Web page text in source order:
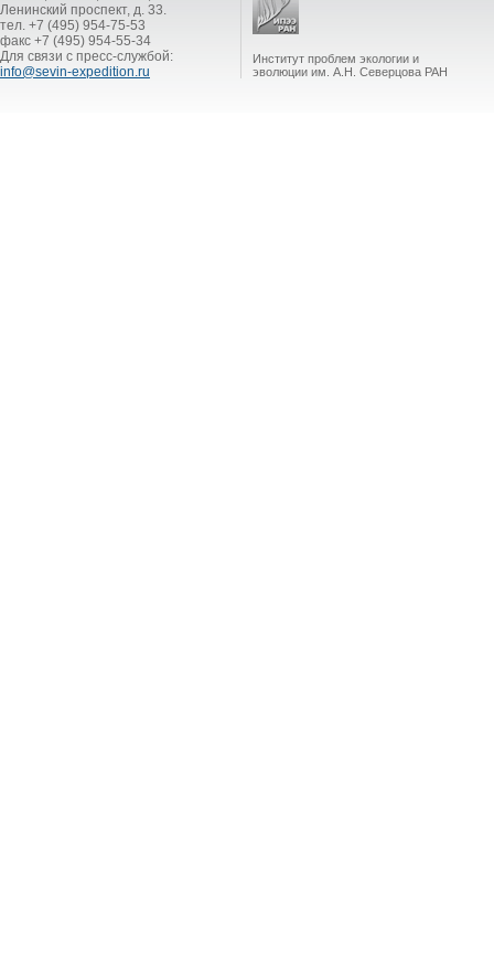
Ленинский проспект, д. 33.
тел. +7 (495) 954-75-53
факс +7 (495) 954-55-34
Для связи с пресс-службой:
info@sevin-expedition.ru
Институт проблем экологии и
эволюции им. А.Н. Северцова РАН